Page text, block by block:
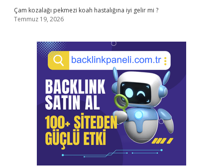
Çam kozalağı pekmezi koah hastalığına iyi gelir mi ?
Temmuz 19, 2026